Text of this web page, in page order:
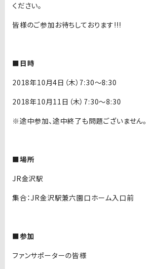
ください。
皆様のご参加お待ちしております!!!
■日時
2018年10月4日（木）7:30〜8:30
2018年10月11日（木）7:30〜8:30
※途中参加、途中終了も問題ございません。
■場所
JR金沢駅
集合：JR金沢駅兼六園口ホーム入口前
■参加
ファンサポーターの皆様